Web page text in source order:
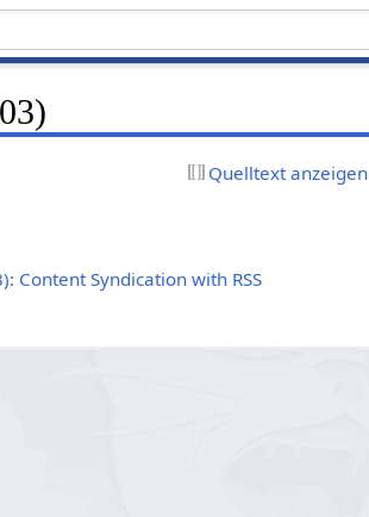
Quelltext anzeigen
Content Syndication with RSS